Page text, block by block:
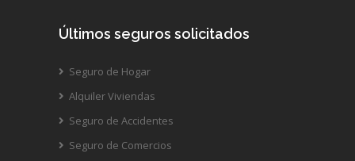
Últimos seguros solicitados
Seguro de Hogar
Alquiler Viviendas
Seguro de Accidentes
Seguro de Comercios